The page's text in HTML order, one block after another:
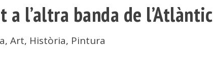
l’altra banda de l’Atlàntic
,Art, Història, Pintura